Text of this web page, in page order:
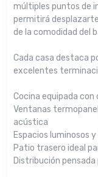
múltiples puntos de
permitirá
de la comodidad del
Cada casa destaca
excelentes
Cocina equipada
Ventanas
acústica
Espacios luminosos
Patio trasero ideal
Distribución